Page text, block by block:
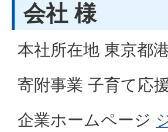
会社 様
本社所在地 東京都
寄附事業 子育て応
企業ホームページ